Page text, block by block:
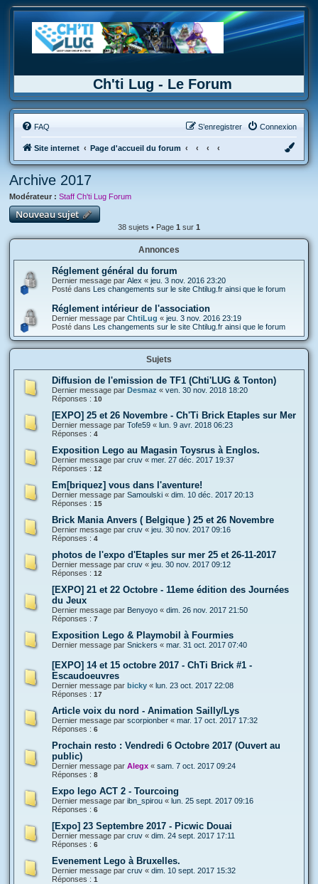
Ch'ti Lug - Le Forum
FAQ Connexion
S’enregistrer
Site internet Page d'accueil du forum
Archive 2017
Modérateur : Staff Ch'ti Lug Forum
Nouveau sujet
38 sujets • Page 1 sur 1
Annonces
Réglement général du forum
Dernier message par Alex « jeu. 3 nov. 2016 23:20
Posté dans Les changements sur le site Chtilug.fr ainsi que le forum
Réglement intérieur de l'association
Dernier message par ChtiLug « jeu. 3 nov. 2016 23:19
Posté dans Les changements sur le site Chtilug.fr ainsi que le forum
Sujets
Diffusion de l'emission de TF1 (Chti'LUG & Tonton)
Dernier message par Desmaz « ven. 30 nov. 2018 18:20
Réponses : 10
[EXPO] 25 et 26 Novembre - Ch'Ti Brick Etaples sur Mer
Dernier message par Tofe59 « lun. 9 avr. 2018 06:23
Réponses : 4
Exposition Lego au Magasin Toysrus à Englos.
Dernier message par cruv « mer. 27 déc. 2017 19:37
Réponses : 12
Em[briquez] vous dans l'aventure!
Dernier message par Samoulski « dim. 10 déc. 2017 20:13
Réponses : 15
Brick Mania Anvers ( Belgique ) 25 et 26 Novembre
Dernier message par cruv « jeu. 30 nov. 2017 09:16
Réponses : 4
photos de l'expo d'Etaples sur mer 25 et 26-11-2017
Dernier message par cruv « jeu. 30 nov. 2017 09:12
Réponses : 12
[EXPO] 21 et 22 Octobre - 11eme édition des Journées
du Jeux
Dernier message par Benyoyo « dim. 26 nov. 2017 21:50
Réponses : 7
Exposition Lego & Playmobil à Fourmies
Dernier message par Snickers « mar. 31 oct. 2017 07:40
[EXPO] 14 et 15 octobre 2017 - ChTi Brick #1 -
Escaudoeuvres
Dernier message par bicky « lun. 23 oct. 2017 22:08
Réponses : 17
Article voix du nord - Animation Sailly/Lys
Dernier message par scorpionber « mar. 17 oct. 2017 17:32
Réponses : 6
Prochain resto : Vendredi 6 Octobre 2017 (Ouvert au
public)
Dernier message par Alegx « sam. 7 oct. 2017 09:24
Réponses : 8
Expo lego ACT 2 - Tourcoing
Dernier message par ibn_spirou « lun. 25 sept. 2017 09:16
Réponses : 6
[Expo] 23 Septembre 2017 - Picwic Douai
Dernier message par cruv « dim. 24 sept. 2017 17:11
Réponses : 6
Evenement Lego à Bruxelles.
Dernier message par cruv « dim. 10 sept. 2017 15:32
Réponses : 1